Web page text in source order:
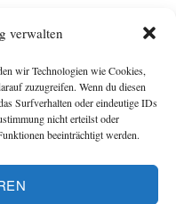
verwalten
wir Technologien wie Cookies,
zuzugreifen. Wenn du diesen
Surfverhalten oder eindeutige IDs
nicht erteilst oder
beeinträchtigt werden.